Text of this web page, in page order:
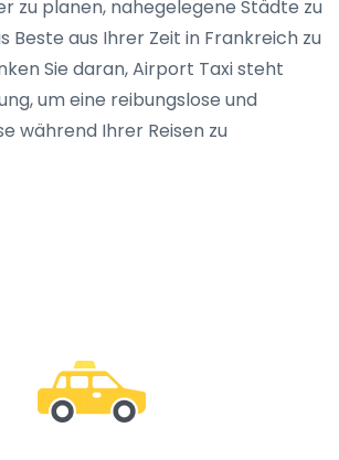
zu planen, nahegelegene Städte zu
Beste aus Ihrer Zeit in Frankreich zu
Sie daran, Airport Taxi steht
um eine reibungslose und
während Ihrer Reisen zu